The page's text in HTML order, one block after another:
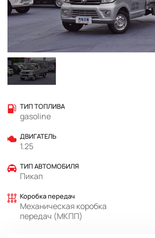
ТИП ТОПЛИВА
gasoline
ДВИГАТЕЛЬ
1.25
ТИП АВТОМОБИЛЯ
Пикап
Коробка передач
Механическая коробка
передач (МКПП)